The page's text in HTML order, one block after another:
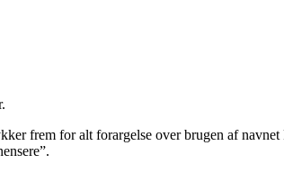
frem for alt forargelse over brugen af